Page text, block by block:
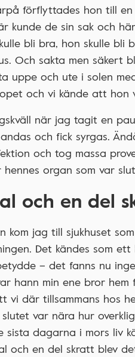
förflyttades hon till
kunde de sin sak och
bli bra, hon skulle bli
Och sakta men säkert
uppe och ute i solen
och vi kände att hon
när jag tagit en
och fick syrgas.
och tog massa
hennes organ som var
och en del
kom jag till sjukhuset
Det kändes som
– det fanns nu
hann min ene bror
vi där tillsammans hos
var nära hur
sista dagarna i mors liv
och en del skratt blev